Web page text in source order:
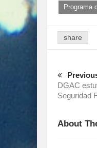
Programa
share
DGAC
Seguridad
About